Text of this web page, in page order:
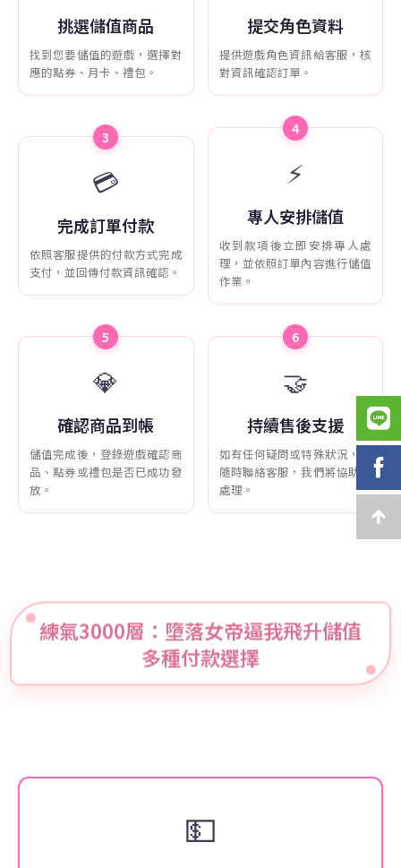
挑選儲值商品
找到您要儲值的遊戲，選擇對
應的點券、月卡、禮包。
提交角色資料
提供遊戲角色資訊給客服，核
對資訊確認訂單。
3
💳
完成訂單付款
依照客服提供的付款方式完成
支付，並回傳付款資訊確認。
4
⚡
專人安排儲值
收到款項後立即安排專人處
理，並依照訂單內容進行儲值
作業。
5
💎
確認商品到帳
儲值完成後，登錄遊戲確認商
品、點券或禮包是否已成功發
放。
6
🤝
持續售後支援
如有任何疑問或特殊狀況，可
隨時聯絡客服，我們將協助您
處理。
練氣3000層：墮落女帝逼我飛升儲值
多種付款選擇
💵